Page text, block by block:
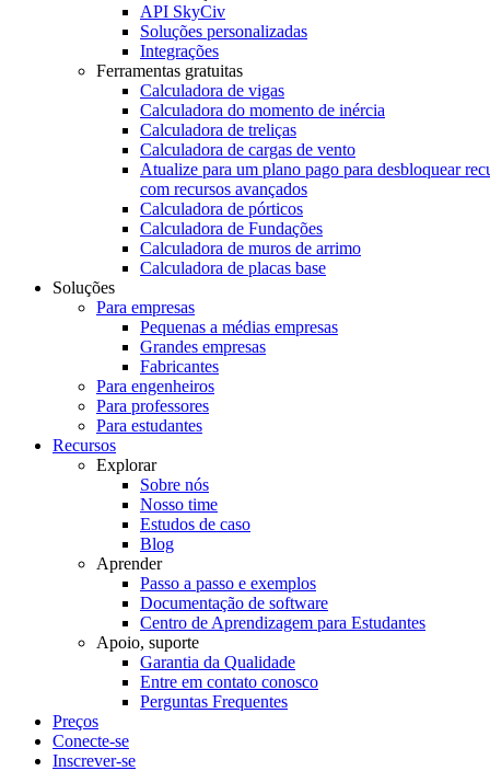
API SkyCiv
Soluções personalizadas
Integrações
Ferramentas gratuitas
Calculadora de vigas
Calculadora do momento de inércia
Calculadora de treliças
Calculadora de cargas de vento
Atualize para um plano pago para desbloquear
com recursos avançados
Calculadora de pórticos
Calculadora de Fundações
Calculadora de muros de arrimo
Calculadora de placas base
Soluções
Para empresas
Pequenas a médias empresas
Grandes empresas
Fabricantes
Para engenheiros
Para professores
Para estudantes
Recursos
Explorar
Sobre nós
Nosso time
Estudos de caso
Blog
Aprender
Passo a passo e exemplos
Documentação de software
Centro de Aprendizagem para Estudantes
Apoio, suporte
Garantia da Qualidade
Entre em contato conosco
Perguntas Frequentes
Preços
Conecte-se
Inscrever-se